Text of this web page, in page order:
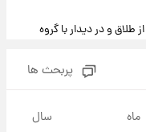
طلاق و در دیدار با گروه
یوفا
پربحث ها
ماه سال